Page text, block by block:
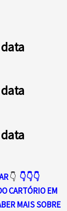
👇 👇👇👇
CARTÓRIO EM
MAIS SOBRE